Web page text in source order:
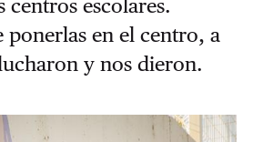
escolares.
ponerlas en el centro, a
y nos dieron.